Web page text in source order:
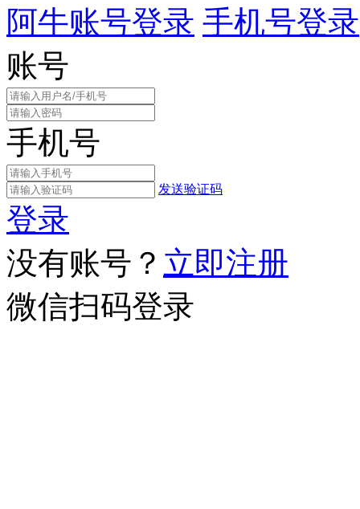
阿牛账号登录 手机号登录
账号
手机号
发送验证码
登录
没有账号？ 立即注册
微信扫码登录